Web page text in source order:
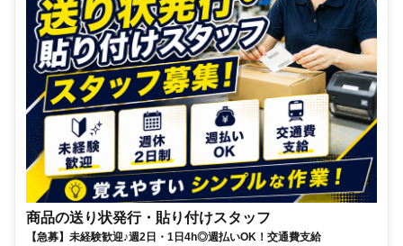
商品の送り状発行・貼り付けスタッフ
【急募】未経験歓迎♪週2日・1日4h◎週払いOK！交通費支給